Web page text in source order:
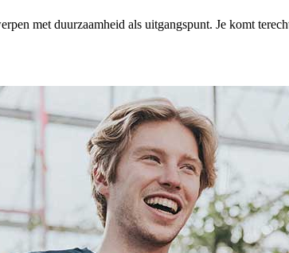
met duurzaamheid als uitgangspunt. Je komt